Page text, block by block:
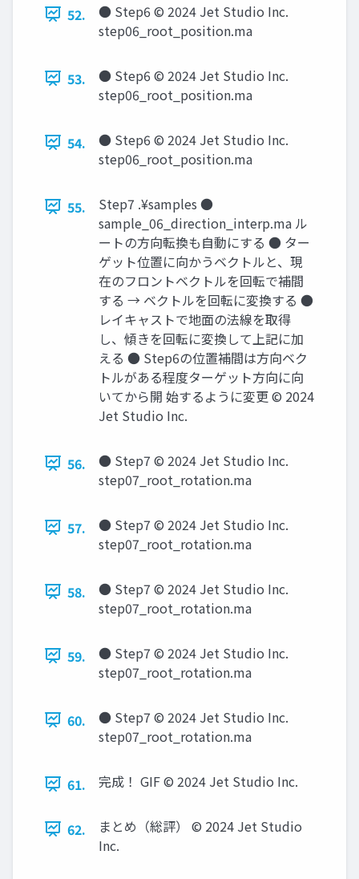
52.
● Step6 © 2024 Jet Studio Inc.
step06_root_position.ma
53.
● Step6 © 2024 Jet Studio Inc.
step06_root_position.ma
54.
● Step6 © 2024 Jet Studio Inc.
step06_root_position.ma
55.
Step7 .¥samples ●
sample_06_direction_interp.ma ル
ートの方向転換も自動にする ● ター
ゲット位置に向かうベクトルと、現
在のフロントベクトルを回転で補間
する → ベクトルを回転に変換する ●
レイキャストで地面の法線を取得
し、傾きを回転に変換して上記に加
える ● Step6の位置補間は方向ベク
トルがある程度ターゲット方向に向
いてから開 始するように変更 © 2024
Jet Studio Inc.
56.
● Step7 © 2024 Jet Studio Inc.
step07_root_rotation.ma
57.
● Step7 © 2024 Jet Studio Inc.
step07_root_rotation.ma
58.
● Step7 © 2024 Jet Studio Inc.
step07_root_rotation.ma
59.
● Step7 © 2024 Jet Studio Inc.
step07_root_rotation.ma
60.
● Step7 © 2024 Jet Studio Inc.
step07_root_rotation.ma
61. 完成！ GIF © 2024 Jet Studio Inc.
62.
まとめ（総評） © 2024 Jet Studio
Inc.